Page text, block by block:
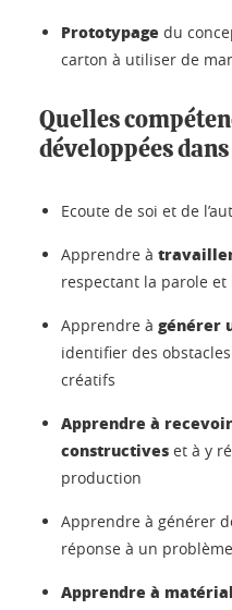
Prototypage du
carton à utiliser de
Quelles
développées
Ecoute de soi et de
Apprendre à
respectant la parole
Apprendre à générer
identifier des
créatifs
Apprendre à
constructives et à y
production
Apprendre à générer
réponse à un
Apprendre à